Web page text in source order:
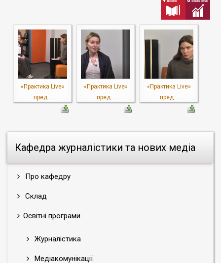
Кафедра журналістики та нових медіа
Про кафедру
Склад
Освітні програми
Журналістика
Медіакомунікації
«Практика Live»
пред...
«Практика Live»
пред...
«Практика Live»
пред...